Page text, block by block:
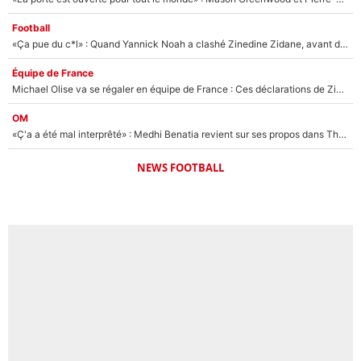
Football
«Ça pue du c*l» : Quand Yannick Noah a clashé Zinedine Zidane, avant de se faire recadrer par le nouveau sélectionneur de l'équipe de France !
Équipe de France
Michael Olise va se régaler en équipe de France : Ces déclarations de Zinedine Zidane qui prouvent qu'il va tout miser sur la star du Bayern Munich !
OM
«Ç'a a été mal interprêté» : Medhi Benatia revient sur ses propos dans The Bridge et précise ses conditions pour rejoindre le PSG !
NEWS FOOTBALL